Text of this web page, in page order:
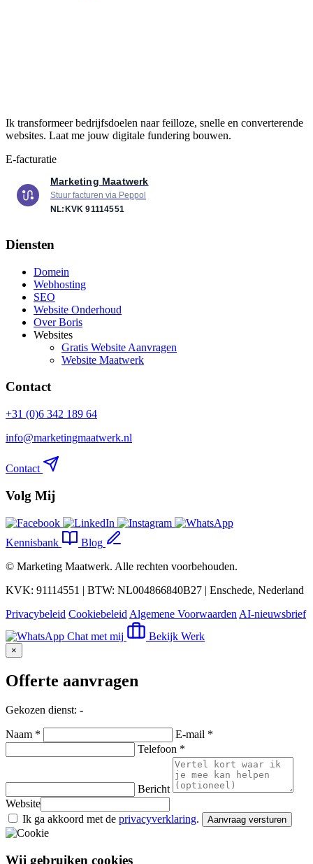
Ik transformeer bedrijfsdoelen naar feilloze, snelle en converterende
websites. Laat me jouw digitale fundering bouwen.
E-facturatie
Marketing Maatwerk
Stuur facturen via Peppol
NL:KVK 91114551
Diensten
Domein
Webhosting
SEO
Website Onderhoud
Over Boris
Websites
Gratis Website Aanvragen
Website Maatwerk
Contact
+31 (0)6 342 189 64
info@marketingmaatwerk.nl
Contact
Volg Mij
Kennisbank
Blog
© Marketing Maatwerk. Alle rechten voorbehouden.
KVK: 91114551 | BTW: NL004866840B27 | Enschede, Nederland
Privacybeleid Cookiebeleid Algemene Voorwaarden AI-nieuwsbrief
Chat met mij
Bekijk Werk
×
Offerte aanvragen
Gekozen dienst: -
Naam *
E-mail *
Telefoon *
Bericht
Website
Ik ga akkoord met de privacyverklaring. Aanvraag versturen
Wij gebruiken cookies